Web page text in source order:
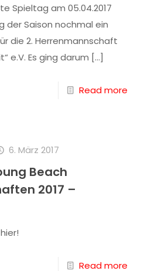
Spieltag am 05.04.2017
der Saison nochmal ein
die 2. Herrenmannschaft
e.V. Es ging darum […]
Read more
6. März 2017
Beach
2017 –
Read more